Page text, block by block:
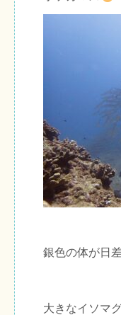
銀色の体が日
大きなイソマ